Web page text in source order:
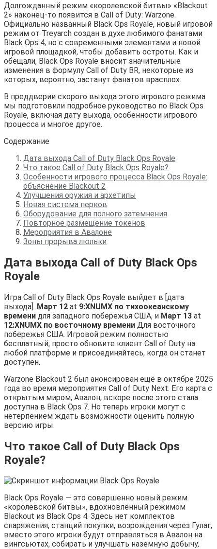
Долгожданный режим «королевской битвы» «Blackout
2» наконец-то появится в Call of Duty: Warzone.
Официально названный Black Ops Royale, новый игровой
режим от Treyarch создан в духе любимого фанатами
Black Ops 4, но с современными элементами и новой
игровой площадкой, чтобы добавить остроты. Как и
обещали, Black Ops Royale вносит значительные
изменения в формулу Call of Duty BR, некоторые из
которых, вероятно, застанут фанатов врасплох.
В преддверии скорого выхода этого игрового режима
мы подготовили подробное руководство по Black Ops
Royale, включая дату выхода, особенности игрового
процесса и многое другое.
Содержание
Дата выхода Call of Duty Black Ops Royale
Что такое Call of Duty Black Ops Royale?
Особенности игрового процесса Black Ops Royale:
объяснение Blackout 2
Улучшения оружия и архетипы
Новая система перков
Оборудование для полного затемнения
Повторное размещение токенов
Мероприятия в Авалоне
Зоны прорыва люльки
Дата выхода Call of Duty Black Ops
Royale
Игра Call of Duty Black Ops Royale выйдет в [дата
выхода]. Март 12 at 9:XNUMX по тихоокеанскому
времени для западного побережья США, и Март 13 at
12:XNUMX по восточному времени Для восточного
побережья США. Игровой режим полностью
бесплатный; просто обновите клиент Call of Duty на
любой платформе и присоединяйтесь, когда он станет
доступен.
Warzone Blackout 2 был анонсирован ещё в октябре 2025
года во время мероприятия Call of Duty Next. Его карта с
открытым миром, Авалон, вскоре после этого стала
доступна в Black Ops 7. Но теперь игроки могут с
нетерпением ждать возможности оценить полную
версию игры.
Что такое Call of Duty Black Ops
Royale?
Black Ops Royale — это совершенно новый режим
«королевской битвы», вдохновлённый режимом
Blackout из Black Ops 4. Здесь нет комплектов
снаряжения, станций покупки, возрождения через Гулаг,
вместо этого игроки будут отправляться в Авалон на
вингсьютах, собирать и улучшать наземную добычу,